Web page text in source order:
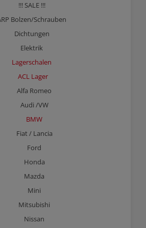
!!! SALE !!!
Bolzen/Schrauben
Dichtungen
Elektrik
Lagerschalen
ACL Lager
Alfa Romeo
Audi /VW
BMW
Fiat / Lancia
Ford
Honda
Mazda
Mini
Mitsubishi
Nissan